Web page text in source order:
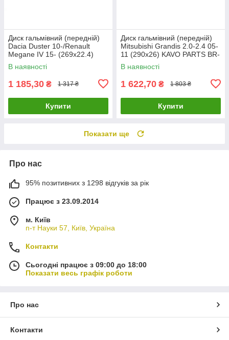
Диск гальмівний (передній)
Dacia Duster 10-/Renault
Megane IV 15- (269x22.4)
SOLGY 208069 UA61
В наявності
1 185,30 ₴ 1 317 ₴
Купити
Диск гальмівний (передній)
Mitsubishi Grandis 2.0-2.4 05-
11 (290x26) KAVO PARTS BR-
5767-C UA61
В наявності
1 622,70 ₴ 1 803 ₴
Купити
Показати ще
Про нас
95% позитивних з 1298 відгуків за рік
Працює з 23.09.2014
м. Київ
п-т Науки 57, Київ, Україна
Контакти
Сьогодні працює з 09:00 до 18:00
Показати весь графік роботи
Про нас
Контакти